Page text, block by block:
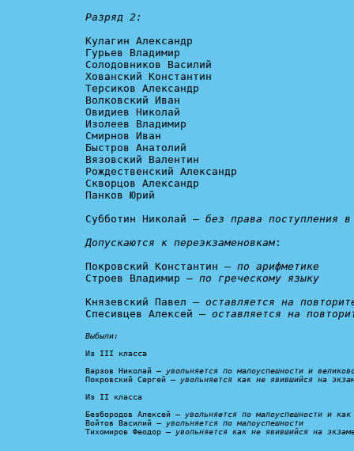
Разряд 2:
Кулагин Александр
Гурьев Владимир
Солодовников Василий
Хованский Константин
Терсиков Александр
Волковский Иван
Овидиев Николай
Изолеев Владимир
Смирнов Иван
Быстров Анатолий
Вязовский Валентин
Рождественский Александр
Скворцов Александр
Панков Юрий
Субботин Николай – без права поступления
Допускаются к переэкзаменовкам :
Покровский Константин – по арифметике
Строев Владимир – по греческому языку
Князевский Павел – оставляется на
Спесивцев Алексей – оставляется на
Выбыли:
Из III класса
Варзов Николай – увольняется по малоуспешности и
Покровский Сергей – увольняется как не явившийся на
Из II класса
Безбородов Алексей – увольняется по малоуспешности и
Войтов Василий – увольняется по малоуспешности
Тихомиров Феодор – увольняется как не явившийся на